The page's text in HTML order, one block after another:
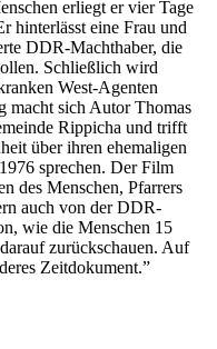
erliegt er vier Tage
hinterlässt eine Frau und
DDR-Machthaber, die
Schließlich wird
West-Agenten
macht sich Autor Thomas
Rippicha und trifft
über ihren ehemaligen
sprechen. Der Film
des Menschen, Pfarrers
auch von der DDR-
wie die Menschen 15
zurückschauen. Auf
Zeitdokument.”